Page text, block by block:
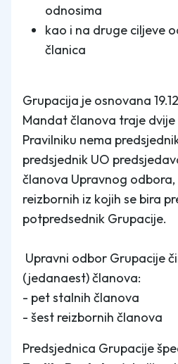
odnosima
kao i na druge ciljeve
članica
Grupacija je osnovana
Mandat članova traje dvije
Pravilniku nema
predsjednik UO
članova Upravnog
reizbornih iz kojih se bira
potpredsednik Grupacije.
Upravni odbor Grupacije
(jedanaest) članova:
- pet stalnih članova
- šest reizbornih članova
Predsjednica Grupacije